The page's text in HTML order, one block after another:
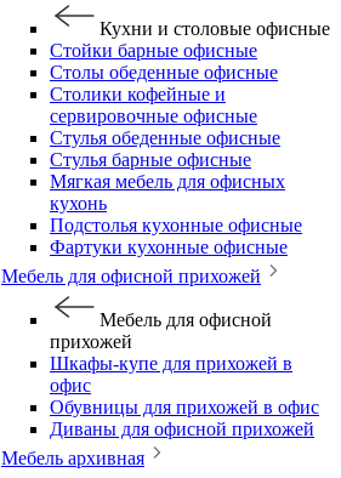
Кухни и столовые офисные
Стойки барные офисные
Столы обеденные офисные
Столики кофейные и
сервировочные офисные
Стулья обеденные офисные
Стулья барные офисные
Мягкая мебель для офисных
кухонь
Подстолья кухонные офисные
Фартуки кухонные офисные
Мебель для офисной прихожей
Мебель для офисной
прихожей
Шкафы-купе для прихожей в
офис
Обувницы для прихожей в офис
Диваны для офисной прихожей
Мебель архивная